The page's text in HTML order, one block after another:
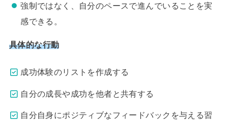
強制ではなく、自分のペースで進んでいることを実
感できる。
具体的な行動
成功体験のリストを作成する
自分の成長や成功を他者と共有する
自分自身にポジティブなフィードバックを与える習